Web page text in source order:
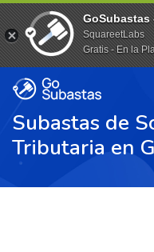
Subastas de
Tributaria en
GoSubastas
SquareetLabs
Gratis - En la